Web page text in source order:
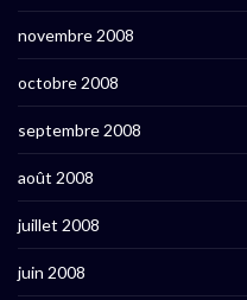
novembre 2008
octobre 2008
septembre 2008
août 2008
juillet 2008
juin 2008